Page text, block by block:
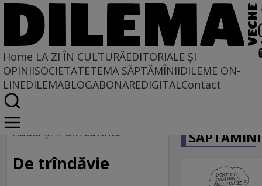
Home LA ZI ÎN CULTURĂEDITORIALE ȘI
OPINIISOCIETATETEMA SĂPTĂMÎNIIDILEME ON-
LINEDILEMABLOGABONAREDIGITALContact
Home
La zi în cultură
MUZICĂ
Audio şi n-am cuvinte
De trîndăvie